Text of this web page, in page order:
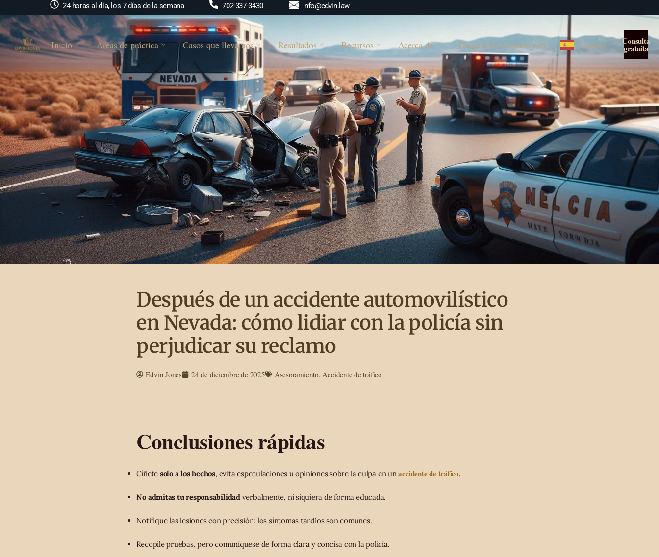
24 horas al día, los 7 días de la semana 702-337-3430 Info@edvin.law
Inicio Áreas de práctica Casos que llevamos Resultados Recursos Acerca de Póngase en contacto con Español Consulta
gratuita
Después de un accidente automovilístico
en Nevada: cómo lidiar con la policía sin
perjudicar su reclamo
Edvin Jones 24 de diciembre de 2025 Asesoramiento,Accidente de tráfico
Conclusiones rápidas
Cíñete soloalos hechos, evita especulaciones u opiniones sobre la culpa en unaccidente de tráfico.
No admitas tu responsabilidadverbalmente, ni siquiera de forma educada.
Notifique las lesiones con precisión: los síntomas tardíos son comunes.
Recopile pruebas, pero comuníquese de forma clara y concisa con la policía.